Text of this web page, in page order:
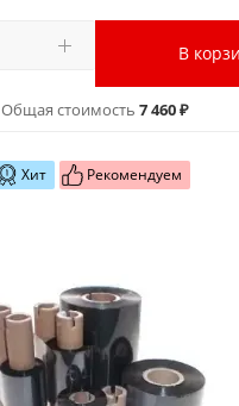
В
Общая стоимость 7 460 ₽
Хит Рекомендуем